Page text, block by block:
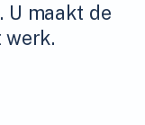
U maakt de
werk.